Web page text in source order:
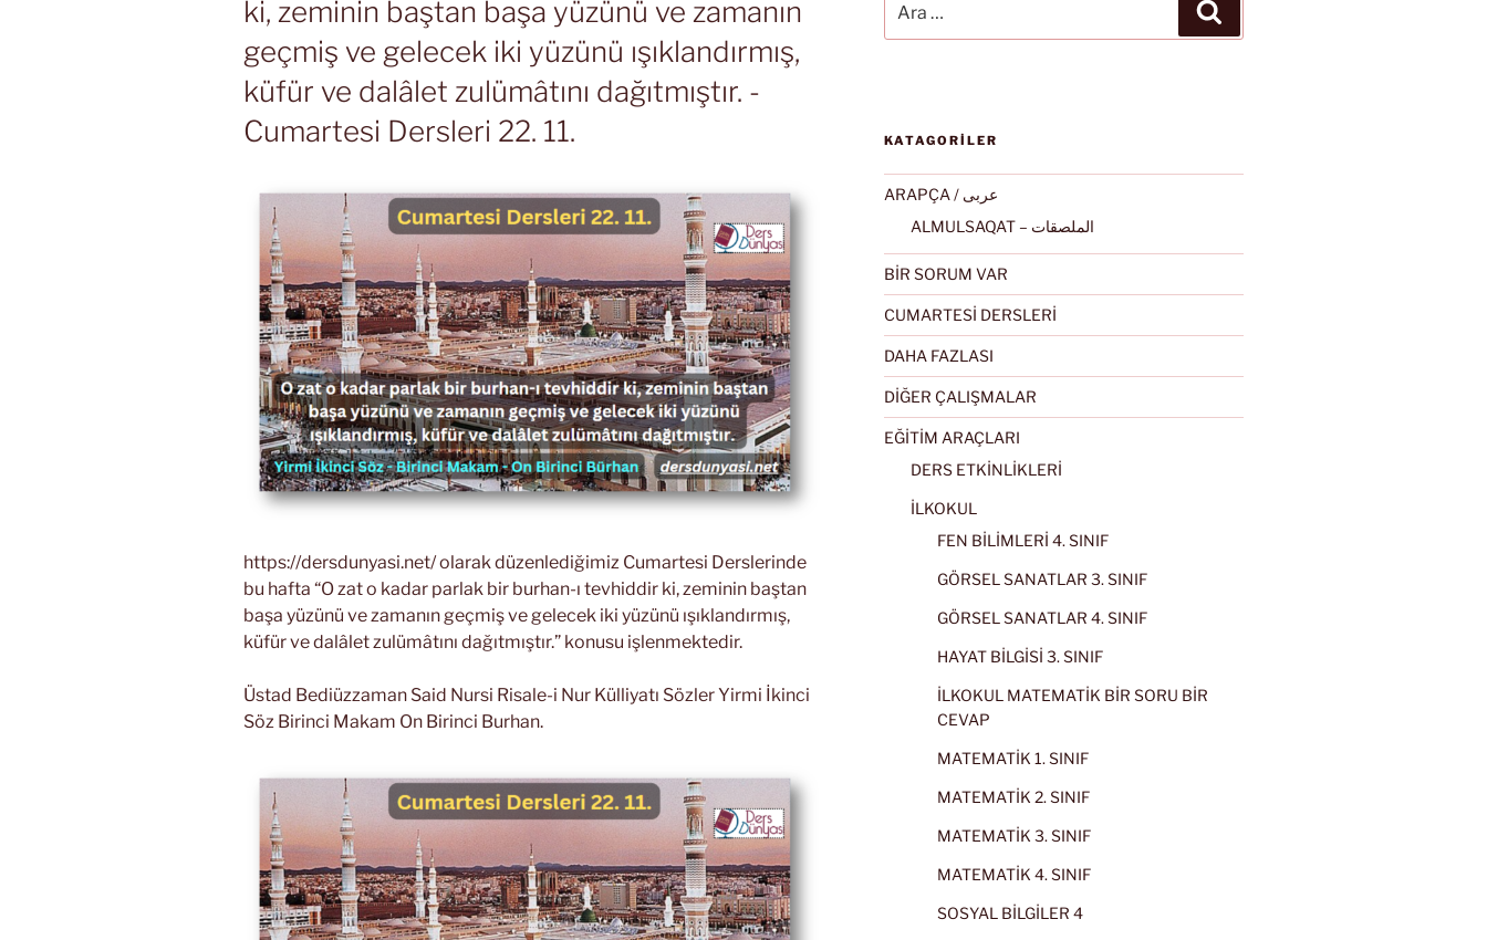
ki, zeminin baştan başa yüzünü ve zamanın
geçmiş ve gelecek iki yüzünü ışıklandırmış,
küfür ve dalâlet zulümâtını dağıtmıştır. -
Cumartesi Dersleri 22. 11.
https://dersdunyasi.net/ olarak düzenlediğimiz Cumartesi Derslerinde
bu hafta “O zat o kadar parlak bir burhan-ı tevhiddir ki, zeminin baştan
başa yüzünü ve zamanın geçmiş ve gelecek iki yüzünü ışıklandırmış,
küfür ve dalâlet zulümâtını dağıtmıştır.” konusu işlenmektedir.
Üstad Bediüzzaman Said Nursi Risale-i Nur Külliyatı Sözler Yirmi İkinci
Söz Birinci Makam On Birinci Burhan.
KATAGORİLER
ARAPÇA / عربى
ALMULSAQAT – الملصقات
BİR SORUM VAR
CUMARTESİ DERSLERİ
DAHA FAZLASI
DİĞER ÇALIŞMALAR
EĞİTİM ARAÇLARI
DERS ETKİNLİKLERİ
İLKOKUL
FEN BİLİMLERİ 4. SINIF
GÖRSEL SANATLAR 3. SINIF
GÖRSEL SANATLAR 4. SINIF
HAYAT BİLGİSİ 3. SINIF
İLKOKUL MATEMATİK BİR SORU BİR
CEVAP
MATEMATİK 1. SINIF
MATEMATİK 2. SINIF
MATEMATİK 3. SINIF
MATEMATİK 4. SINIF
SOSYAL BİLGİLER 4